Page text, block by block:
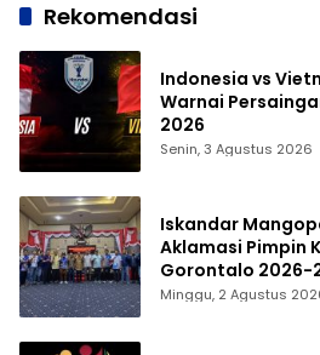
Rekomendasi
Indonesia vs
Warnai
2026
Senin, 3 Agustus 2026
Iskandar
Aklamasi Pimpin
Gorontalo 2026-
Minggu, 2 Agustus